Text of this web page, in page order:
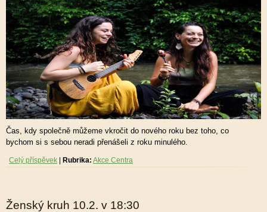
Čas, kdy společně můžeme vkročit do nového roku bez toho, co
bychom si s sebou neradi přenášeli z roku minulého.
Celý příspěvek Rubrika: Akce Centra
Ženský kruh 10.2. v 18:30